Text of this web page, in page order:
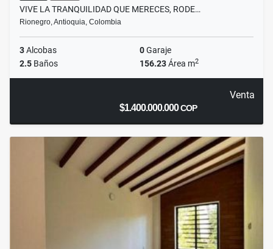
VIVE LA TRANQUILIDAD QUE MERECES, RODE…
Rionegro, Antioquia, Colombia
3Alcobas 0Garaje
2.5 Baños 156.23Área m2
Venta
$1.400.000.000COP